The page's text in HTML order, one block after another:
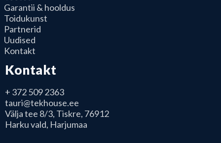
Garantii & hooldus
Toidukunst
Partnerid
Uudised
Kontakt
Kontakt
+ 372 509 2363
tauri@tekhouse.ee
Välja tee 8/3, Tiskre, 76912
Harku vald, Harjumaa